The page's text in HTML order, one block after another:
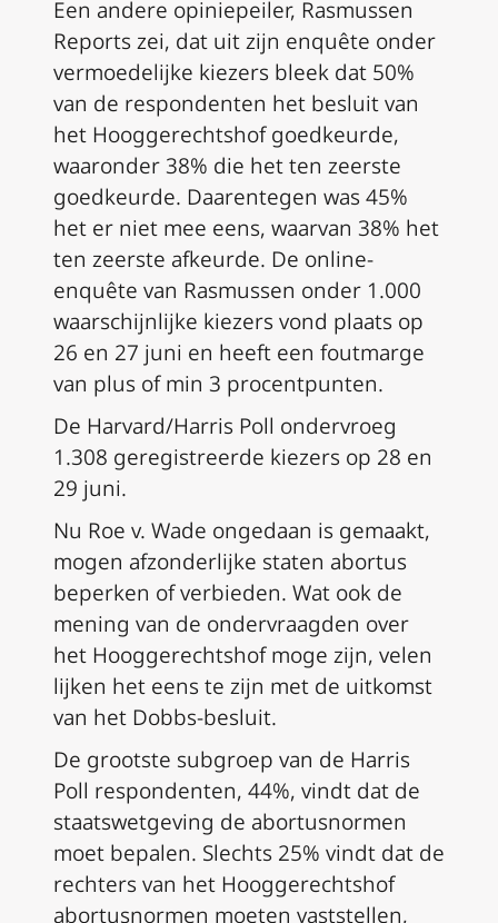
Een andere opiniepeiler, Rasmussen
Reports zei, dat uit zijn enquête onder
vermoedelijke kiezers bleek dat 50%
van de respondenten het besluit van
het Hooggerechtshof goedkeurde,
waaronder 38% die het ten zeerste
goedkeurde. Daarentegen was 45%
het er niet mee eens, waarvan 38% het
ten zeerste afkeurde. De online-
enquête van Rasmussen onder 1.000
waarschijnlijke kiezers vond plaats op
26 en 27 juni en heeft een foutmarge
van plus of min 3 procentpunten.
De Harvard/Harris Poll ondervroeg
1.308 geregistreerde kiezers op 28 en
29 juni.
Nu Roe v. Wade ongedaan is gemaakt,
mogen afzonderlijke staten abortus
beperken of verbieden. Wat ook de
mening van de ondervraagden over
het Hooggerechtshof moge zijn, velen
lijken het eens te zijn met de uitkomst
van het Dobbs-besluit.
De grootste subgroep van de Harris
Poll respondenten, 44%, vindt dat de
staatswetgeving de abortusnormen
moet bepalen. Slechts 25% vindt dat de
rechters van het Hooggerechtshof
abortusnormen moeten vaststellen,